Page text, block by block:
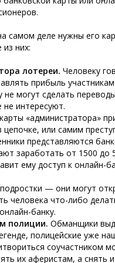
самом деле нужны его
них:
лотереи. Человеку
прибыль
могут сделать
интересуют.
«администратора»
или самим
представляются
заработать от 1500
ему доступ к
— они могут
человека что-либо
банку.
полиции. Обманщики
полицейские уже
соучастником
их аферистам, а снять